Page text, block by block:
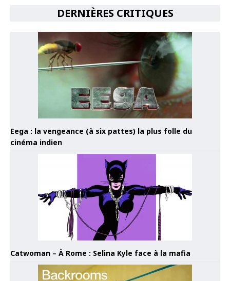
DERNIÈRES CRITIQUES
Eega : la vengeance (à six pattes) la plus folle du
cinéma indien
Catwoman – À Rome : Selina Kyle face à la mafia